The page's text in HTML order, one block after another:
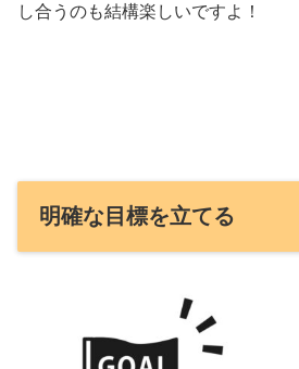
し合うのも結構楽しいですよ！
明確な目標を立てる